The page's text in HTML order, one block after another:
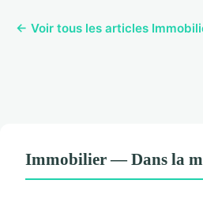
← Voir tous les articles
Immobilier — Dans la